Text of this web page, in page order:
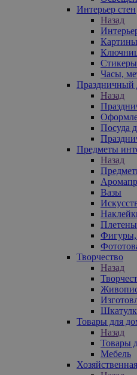
Интерьер стен
Назад
Стикеры
Часы,
Праздничный
Назад
Посуда
Предметы
Назад
Вазы
Фигуры,
Творчество
Назад
Товары для
Назад
Товары
Мебель